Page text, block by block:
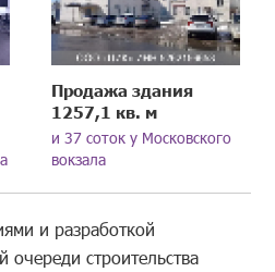
Продажа здания
1257,1 кв. м
и 37 соток у Московского
вокзала
и разработкой
очереди строительства